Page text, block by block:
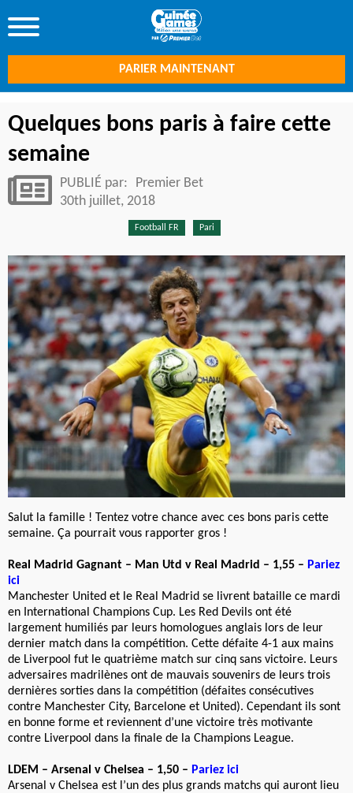
PARIER MAINTENANT
Quelques bons paris à faire cette
semaine
PUBLIÉ par:
Premier Bet
30th juillet, 2018
Football FR Pari
Salut la famille ! Tentez votre chance avec ces bons paris cette
semaine. Ça pourrait vous rapporter gros !
Real Madrid Gagnant – Man Utd v Real Madrid – 1,55 – Pariez
ici
Manchester United et le Real Madrid se livrent bataille ce mardi
en International Champions Cup. Les Red Devils ont été
largement humiliés par leurs homologues anglais lors de leur
dernier match dans la compétition. Cette défaite 4-1 aux mains
de Liverpool fut le quatrième match sur cinq sans victoire. Leurs
adversaires madrilènes ont de mauvais souvenirs de leurs trois
dernières sorties dans la compétition (défaites consécutives
contre Manchester City, Barcelone et United). Cependant ils sont
en bonne forme et reviennent d’une victoire très motivante
contre Liverpool dans la finale de la Champions League.
LDEM – Arsenal v Chelsea – 1,50 – Pariez ici
Arsenal v Chelsea est l’un des plus grands matchs qui auront lieu